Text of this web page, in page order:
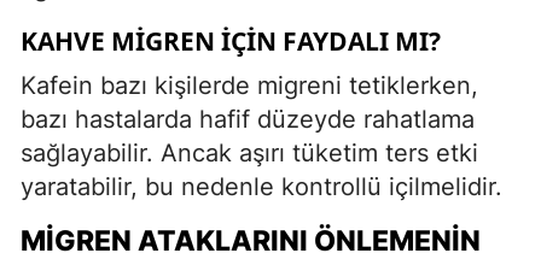
KAHVE MIGREN İÇIN FAYDALI MI?
Kafein bazı kişilerde migreni tetiklerken,
bazı hastalarda hafif düzeyde rahatlama
sağlayabilir. Ancak aşırı tüketim ters etki
yaratabilir, bu nedenle kontrollü içilmelidir.
MIGREN ATAKLARINI ÖNLEMENIN